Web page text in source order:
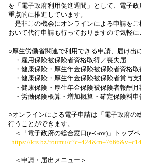
を「電子政府利用促進週間」として、電子
重点的に推進しています。
是非この機会にオンラインによる申請を
おいて代行申請も行っておりますので気軽に
○厚生労働省関連で利用できる申請、届け出
・雇用保険被保険者資格取得／喪失届
・健康保険・厚生年金保険被保険者資格取
・健康保険・厚生年金保険被保険者賞与支
・健康保険・厚生年金保険被保険者報酬月
・労働保険概算・増加概算・確定保険料申
○オンラインによる電子申請は「電子政府の
行うことができます。
＜「電子政府の総合窓口(e-Gov)」トップペ
https://krs.bz/roumu/
＜申請・届出メニュー＞